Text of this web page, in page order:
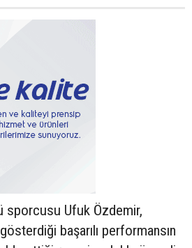
sporcusu Ufuk Özdemir,
başarılı performansın